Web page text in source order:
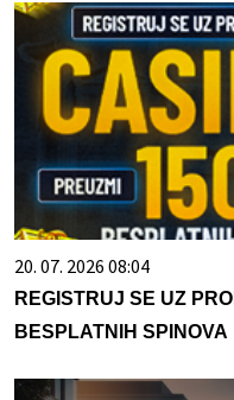
20. 07. 2026 08:04
REGISTRUJ SE UZ
BESPLATNIH SPINOVA